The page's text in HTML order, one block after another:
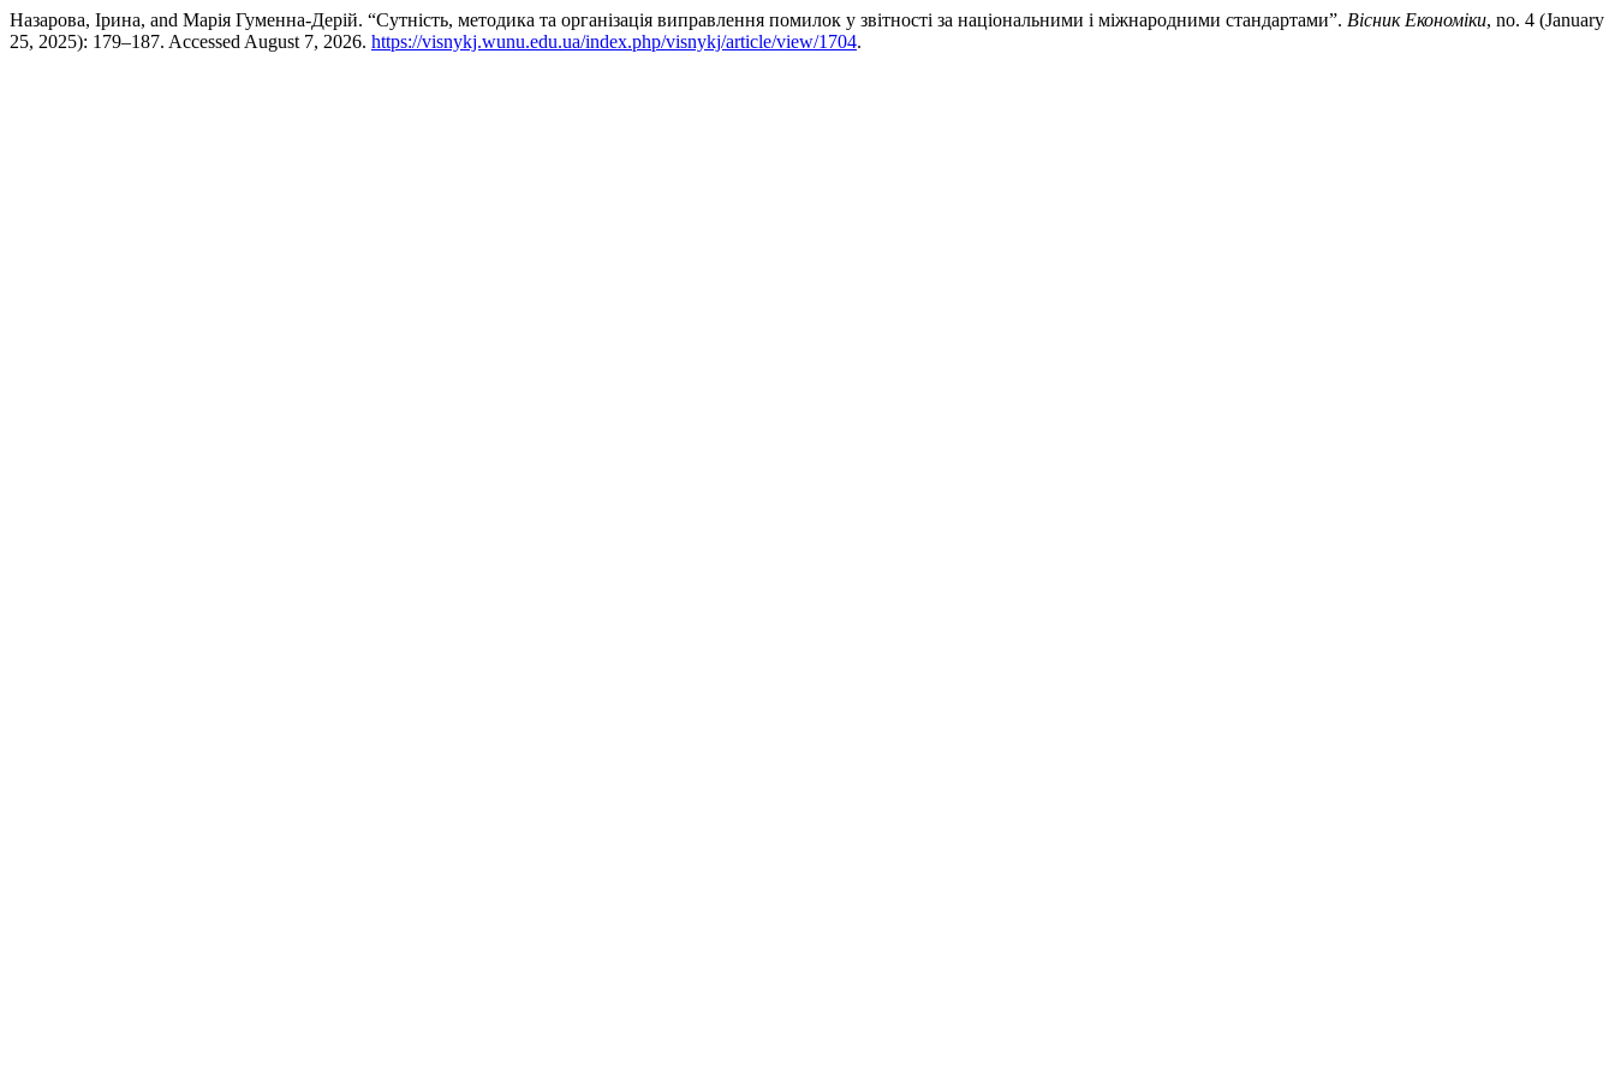
Назарова, Ірина, and Марія Гуменна-Дерій. “Сутність, методика та організація виправлення помилок у звітності за національними і міжнародними стандартами”. Вісник Економіки, no. 4 (January
25, 2025): 179–187. Accessed August 7, 2026. https://visnykj.wunu.edu.ua/index.php/visnykj/article/view/1704.